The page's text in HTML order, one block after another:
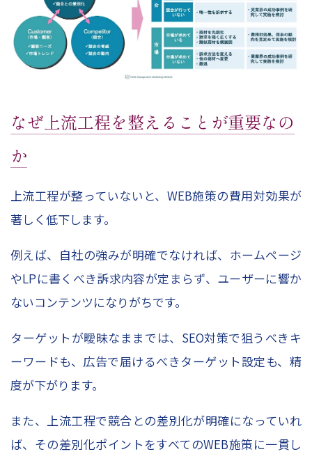
なぜ上流工程を整えることが重要なの
か
上流工程が整っていないと、WEB施策の費用対効果が
著しく低下します。
例えば、自社の強みが明確でなければ、ホームページ
やLPに書くべき訴求内容が定まらず、ユーザーに響か
ないコンテンツになりがちです。
ターゲットが曖昧なままでは、SEO対策で狙うべきキ
ーワードも、広告で届けるべきターゲット設定も、精
度が下がります。
また、上流工程で競合との差別化が明確になっていれ
ば、その差別化ポイントをすべてのWEB施策に一貫し